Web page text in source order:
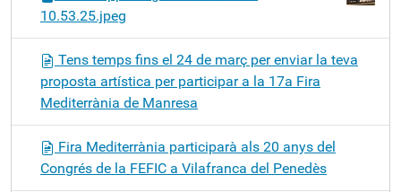
10.53.25.jpeg
Tens temps fins el 24 de març per enviar la teva
proposta artística per participar a la 17a Fira
Mediterrània de Manresa
Fira Mediterrània participarà als 20 anys del
Congrés de la FEFIC a Vilafranca del Penedès